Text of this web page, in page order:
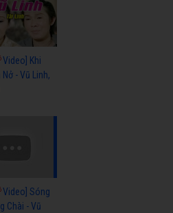
Video] Khi
Nở - Vũ Linh,
Video] Sóng
Chài - Vũ